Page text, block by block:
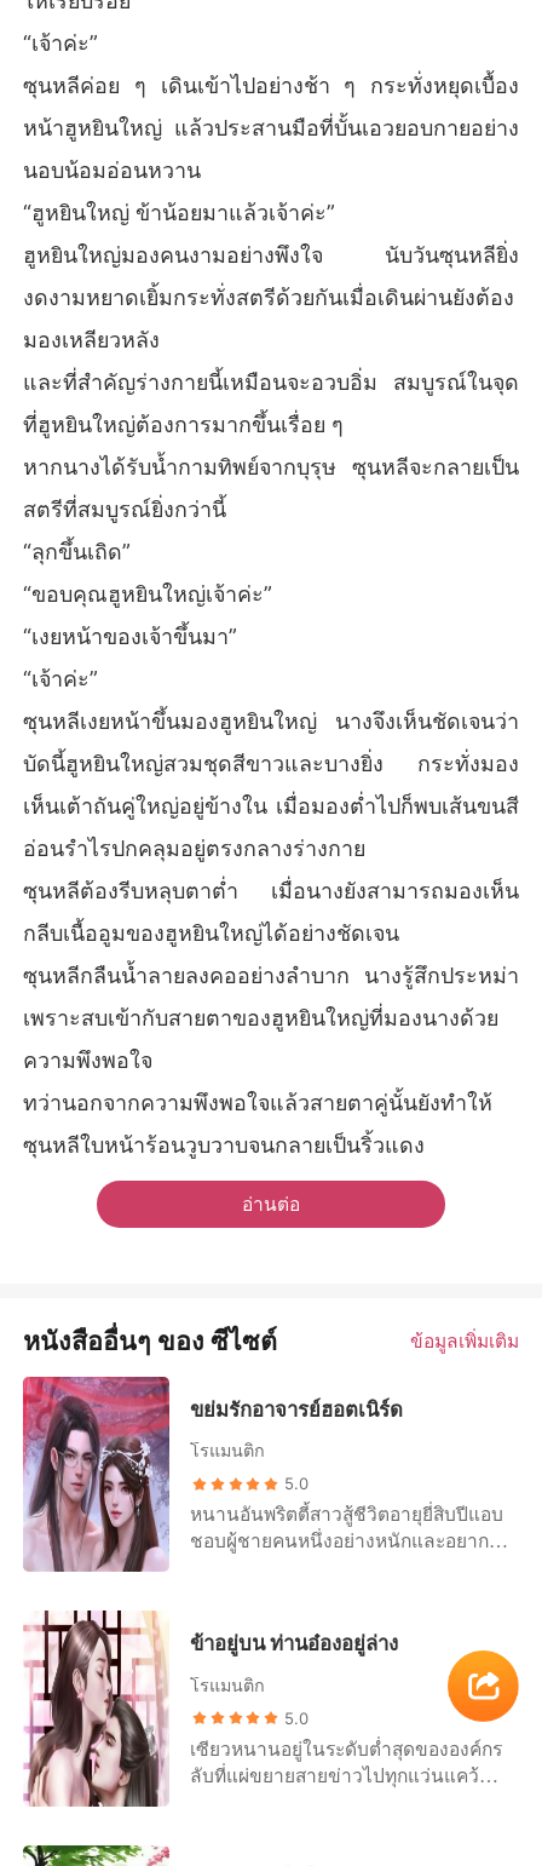
“เจ้าค่ะ”
ซุนหลีค่อย ๆ เดินเข้าไปอย่างช้า ๆ กระทั่งหยุดเบื้อง
หน้าฮูหยินใหญ่ แล้วประสานมือที่บั้นเอวยอบกายอย่าง
นอบน้อมอ่อนหวาน
“ฮูหยินใหญ่ ข้าน้อยมาแล้วเจ้าค่ะ”
ฮูหยินใหญ่มองคนงามอย่างพึงใจ นับวันซุนหลียิ่ง
งดงามหยาดเยิ้มกระทั่งสตรีด้วยกันเมื่อเดินผ่านยังต้อง
มองเหลียวหลัง
และที่สำคัญร่างกายนี้เหมือนจะอวบอิ่ม สมบูรณ์ในจุด
ที่ฮูหยินใหญ่ต้องการมากขึ้นเรื่อย ๆ
หากนางได้รับน้ำกามทิพย์จากบุรุษ ซุนหลีจะกลายเป็น
สตรีที่สมบูรณ์ยิ่งกว่านี้
“ลุกขึ้นเถิด”
“ขอบคุณฮูหยินใหญ่เจ้าค่ะ”
“เงยหน้าของเจ้าขึ้นมา”
“เจ้าค่ะ”
ซุนหลีเงยหน้าขึ้นมองฮูหยินใหญ่ นางจึงเห็นชัดเจนว่า
บัดนี้ฮูหยินใหญ่สวมชุดสีขาวและบางยิ่ง กระทั่งมอง
เห็นเต้าถันคู่ใหญ่อยู่ข้างใน เมื่อมองต่ำไปก็พบเส้นขนสี
อ่อนรำไรปกคลุมอยู่ตรงกลางร่างกาย
ซุนหลีต้องรีบหลุบตาต่ำ เมื่อนางยังสามารถมองเห็น
กลีบเนื้ออูมของฮูหยินใหญ่ได้อย่างชัดเจน
ซุนหลีกลืนน้ำลายลงคออย่างลำบาก นางรู้สึกประหม่า
เพราะสบเข้ากับสายตาของฮูหยินใหญ่ที่มองนางด้วย
ความพึงพอใจ
ทว่านอกจากความพึงพอใจแล้วสายตาคู่นั้นยังทำให้
ซุนหลีใบหน้าร้อนวูบวาบจนกลายเป็นริ้วแดง
อ่านต่อ
หนังสืออื่นๆ ของ ซีไซต์ ข้อมูลเพิ่มเติม
ขย่มรักอาจารย์ฮอตเนิร์ด
โรแมนติก
5.0
หนานอันพริตตี้สาวสู้ชีวิตอายุยี่สิบปีแอบ
ชอบผู้ชายคนหนึ่งอย่างหนักและอยากได้
ศาลเจ้าเล็ก ๆ ในอำเภอแห่งหนึ่งที่ห่าง
ไกลเพื่อให้เธอสมหวังและต้องไปในวันที่
ฟ้ามืดที่สุดของเดือนในอีกสองวันข้าง
หน้าถึงจะเห็นผล หนานอันเชื่อแม่หมอ
เพราะอยากได้ผัว เธอจึงไม่รอช้ารีบคว้า
กระเป๋าเป้เดินทางมายังศาลเจ้าทันที เมื่อ
ข้าอยู่บน ท่านอ๋องอยู่ล่าง
โรแมนติก
5.0
เซียวหนานอยู่ในระดับต่ำสุดขององค์กร
ลับที่แผ่ขยายสายข่าวไปทุกแว่นแคว้น